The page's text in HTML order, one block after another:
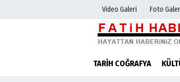
Video Galeri Foto
TARİH COĞRAFYA
Günün Haberleri